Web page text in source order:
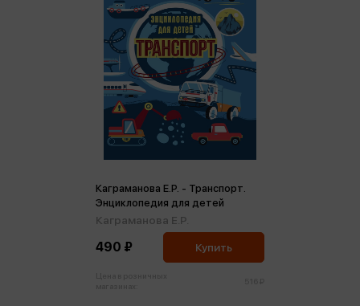
Каграманова Е.Р. - Транспорт.
Энциклопедия для детей
Каграманова Е.Р.
490 ₽ Купить